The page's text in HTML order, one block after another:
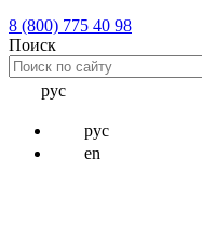
8 (800) 775 40 98
Поиск
рус
рус
en